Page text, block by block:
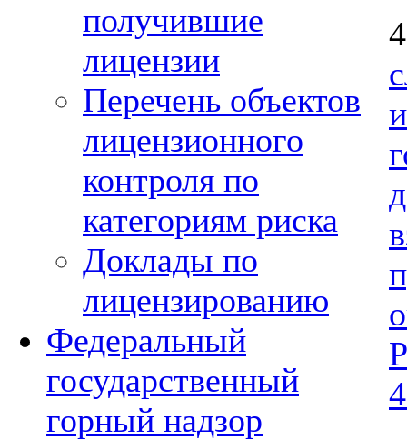
получившие
лицензии
Перечень объектов
лицензионного
контроля по
категориям риска
Доклады по
лицензированию
Федеральный
государственный
горный надзор